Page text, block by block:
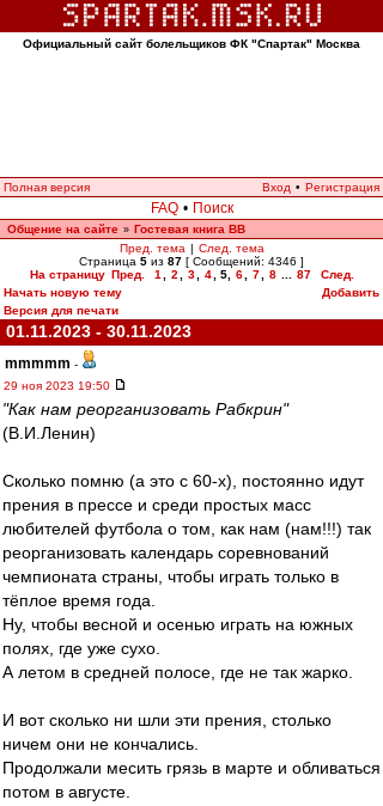
Официальный сайт болельщиков ФК "Спартак" Москва
Полная версия Вход • Регистрация
FAQ • Поиск
Общение на сайте » Гостевая книга ВВ
Пред. тема | След. тема
Страница 5 из 87 [ Сообщений: 4346 ]
На страницу Пред. 1 2 3 4 5, 6 7 8 87
След.
Начать новую тему
Добавить
Версия для печати
01.11.2023 - 30.11.2023
mmmmm -
29 ноя 2023 19:50
"Как нам реорганизовать Рабкрин"
(В.И.Ленин)
Сколько помню (а это с 60-х), постоянно идут
прения в прессе и среди простых масс
любителей футбола о том, как нам (нам!!!) так
реорганизовать календарь соревнований
чемпионата страны, чтобы играть только в
тёплое время года.
Ну, чтобы весной и осенью играть на южных
полях, где уже сухо.
А летом в средней полосе, где не так жарко.
И вот сколько ни шли эти прения, столько
ничем они не кончались.
Продолжали месить грязь в марте и обливаться
потом в августе.